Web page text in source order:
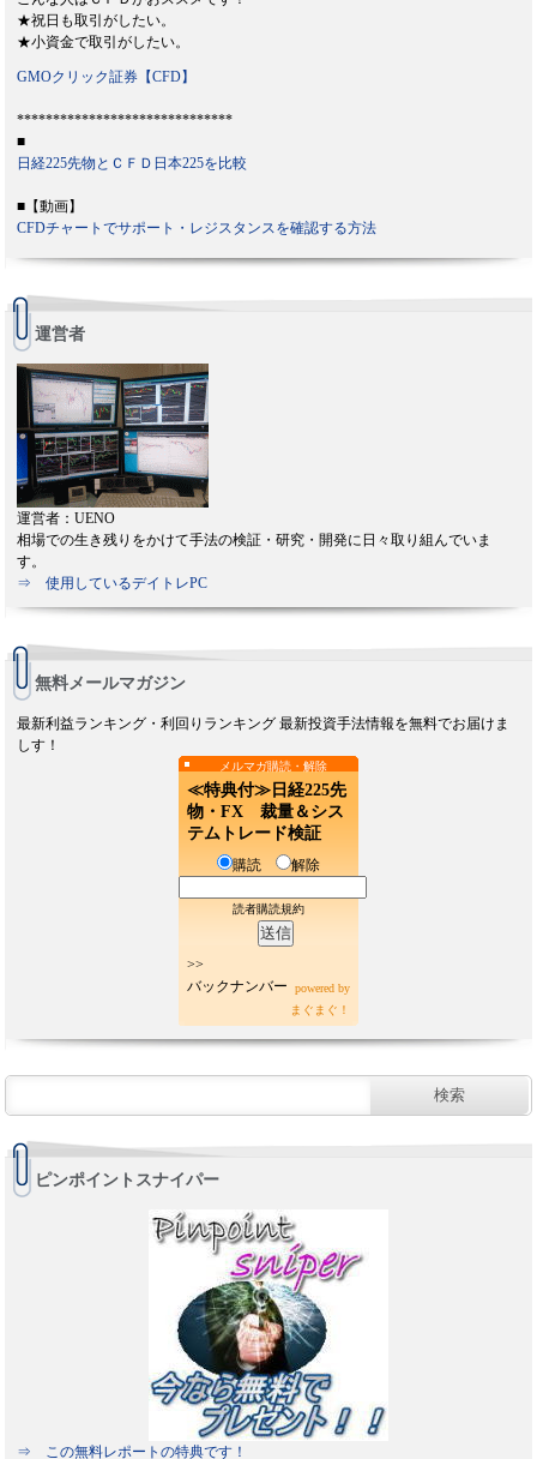
★祝日も取引がしたい。
★小資金で取引がしたい。
GMOクリック証券【CFD】
******************************
■
日経225先物とＣＦＤ日本225を比較
■【動画】
CFDチャートでサポート・レジスタンスを確認する方法
運営者
運営者：UENO
相場での生き残りをかけて手法の検証・研究・開発に日々取り組んでいま
す。
⇒ 使用しているデイトレPC
無料メールマガジン
最新利益ランキング・利回りランキング 最新投資手法情報を無料でお届けま
しす！
メルマガ購読・解除
≪特典付≫日経225先
物・FX 裁量＆シス
テムトレード検証
購読 解除
読者購読規約
>>
バックナンバー
powered by
まぐまぐ！
ピンポイントスナイパー
⇒ この無料レポートの特典です！